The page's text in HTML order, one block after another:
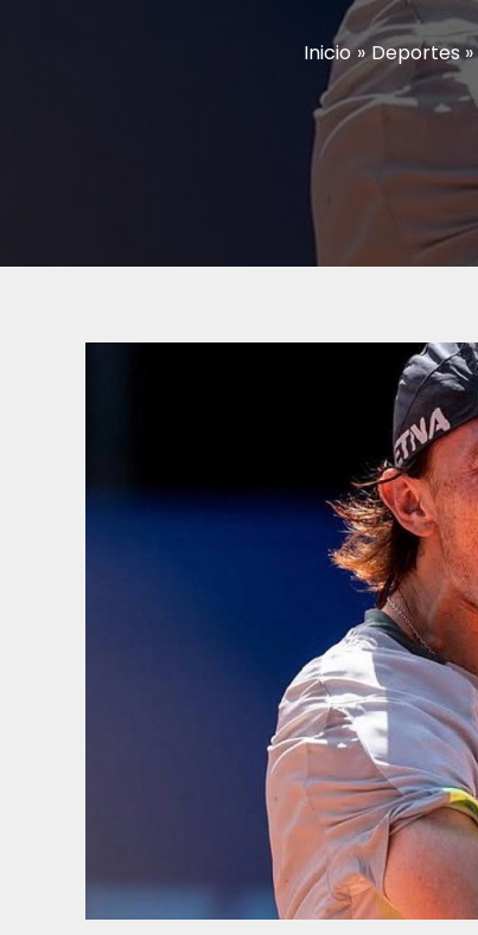
Inicio
Deportes